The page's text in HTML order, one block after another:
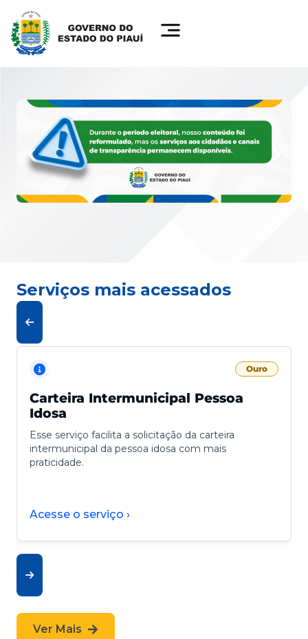
Serviços mais acessados
Ouro
Carteira Intermunicipal Pessoa
Idosa
Esse serviço facilita a solicitação da carteira
intermunicipal da pessoa idosa com mais
praticidade.
Acesse o serviço ›
Ver Mais